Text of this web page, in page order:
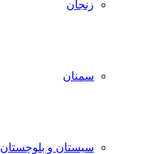
زنجان
سمنان
سیستان و بلوچستان